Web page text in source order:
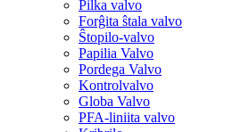
Pilka valvo
Forĝita ŝtala valvo
Ŝtopilo-valvo
Papilia Valvo
Pordega Valvo
Kontrolvalvo
Globa Valvo
PFA-liniita valvo